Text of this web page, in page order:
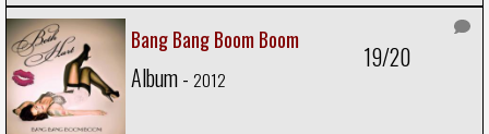
Bang Bang Boom Boom
Album - 2012
19/20